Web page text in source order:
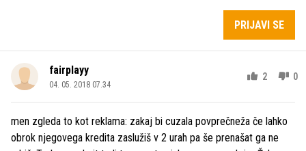
PRIJAVI SE
fairplayy
04. 05. 2018 07.34
2 0
men zgleda to kot reklama: zakaj bi cuzala povprečneža če lahko
obrok njegovega kredita zaslužiš v 2 urah pa še prenašat ga ne